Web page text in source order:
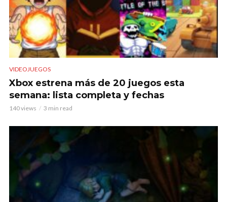
VIDEOJUEGOS
Xbox estrena más de 20 juegos esta
semana: lista completa y fechas
140 views 3 min read